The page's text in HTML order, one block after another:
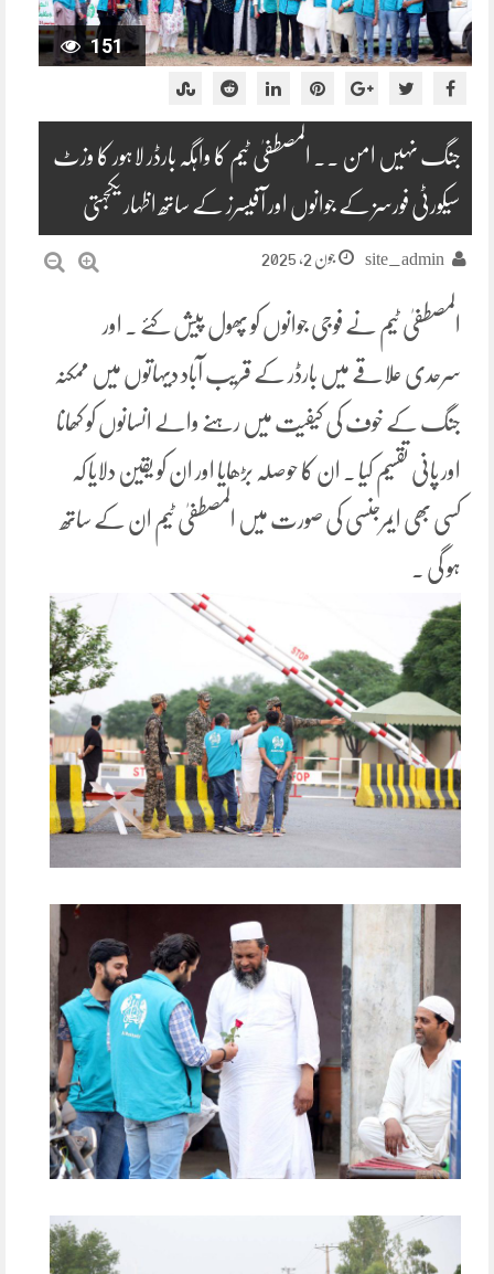
151
جنگ نہیں امن ۔۔ المصطفیٰ ٹیم کا واہگہ بارڈر لاہور کا وزٹ
سیکورٹی فورسز کے جوانوں اور آفیسرز کے ساتھ اظہار یکجہتی
site_admin جون 2, 2025
المصطفیٰ ٹیم نے فوجی جوانوں کو پھول پیش کئے ۔ اور
سرحدی علاقے میں بارڈر کے قریب آباد دیہاتوں میں ممکنہ
جنگ کے خوف کی کیفیت میں رہنے والے انسانوں کو کھانا
اور پانی تقسیم کیا ۔ ان کا حوصلہ بڑھایا اور ان کو یقین دلایا کہ
کسی بھی ایمرجنسی کی صورت میں المصطفیٰ ٹیم ان کے ساتھ
ہو گی ۔